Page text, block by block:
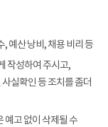
, 예산 낭비, 채용 비리 등
작성하여 주시고,
실확인 등 조치를 좀더
예고 없이 삭제될 수